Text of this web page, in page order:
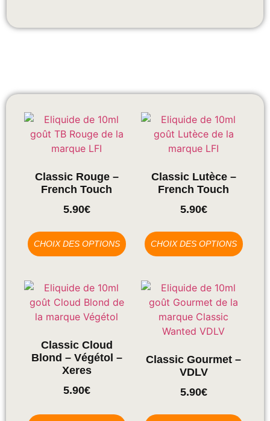
Classic Rouge –
French Touch
5.90€
CHOIX DES OPTIONS
Classic Lutèce –
French Touch
5.90€
CHOIX DES OPTIONS
Classic Cloud
Blond – Végétol –
Xeres
5.90€
Classic Gourmet –
VDLV
5.90€